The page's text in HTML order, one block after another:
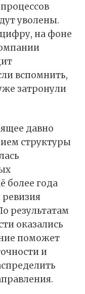
уволены.
на фоне
вспомнить,
затронули
давно
структуры
более года
ревизия
результатам
оказались
поможет
и